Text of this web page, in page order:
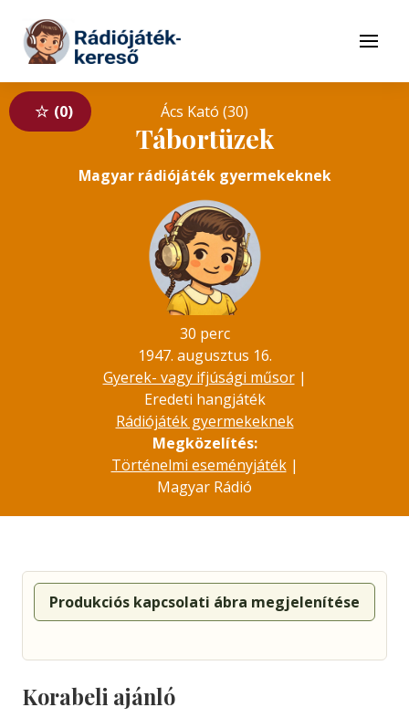
Tovább a tartalomhoz
Menü
0 Ács Kató (30)
Tábortüzek
Magyar rádiójáték gyermekeknek
30 perc
1947. augusztus 16.
Gyerek- vagy ifjúsági műsor|
Eredeti hangjáték
Rádiójáték gyermekeknek
Megközelítés:
Történelmi eseményjáték|
Magyar Rádió
Produkciós kapcsolati ábra megjelenítése
Korabeli ajánló